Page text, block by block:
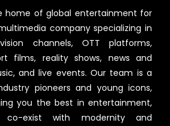
home of global entertainment for
company specializing in
channels, OTT platforms,
films, reality shows, news and
and live events. Our team is a
pioneers and young icons,
you the best in entertainment,
co-exist with modernity and